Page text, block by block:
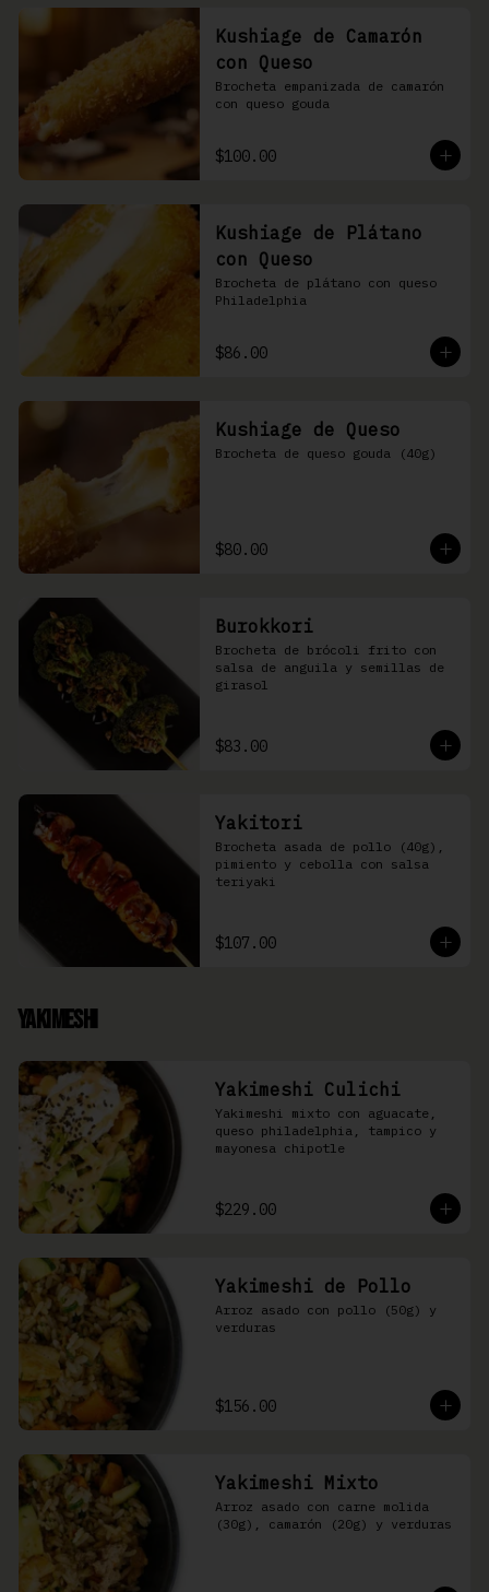
Kushiage de Camarón
con Queso
Brocheta empanizada de camarón
con queso gouda
$100.00
Kushiage de Plátano
con Queso
Brocheta de plátano con queso
Philadelphia
$86.00
Kushiage de Queso
Brocheta de queso gouda (40g)
$80.00
Burokkori
Brocheta de brócoli frito con
salsa de anguila y semillas de
girasol
$83.00
Yakitori
Brocheta asada de pollo (40g),
pimiento y cebolla con salsa
teriyaki
$107.00
Yakimeshi
Yakimeshi Culichi
Yakimeshi mixto con aguacate,
queso philadelphia, tampico y
mayonesa chipotle
$229.00
Yakimeshi de Pollo
Arroz asado con pollo (50g) y
verduras
$156.00
Yakimeshi Mixto
Arroz asado con carne molida
(30g), camarón (20g) y verduras